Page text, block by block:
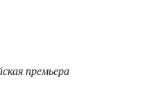
премьера